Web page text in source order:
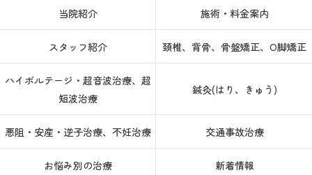
当院紹介 施術・料金案内
スタッフ紹介 頚椎、背骨、骨盤矯正、O脚矯正
ハイボルテージ・超音波治療、超
短波治療
鍼灸(はり、きゅう)
悪阻・安産・逆子治療、不妊治療 交通事故治療
お悩み別の治療 新着情報